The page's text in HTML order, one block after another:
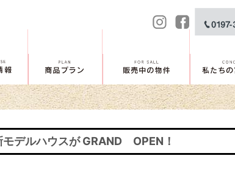
モデルハウスが GRAND OPEN！